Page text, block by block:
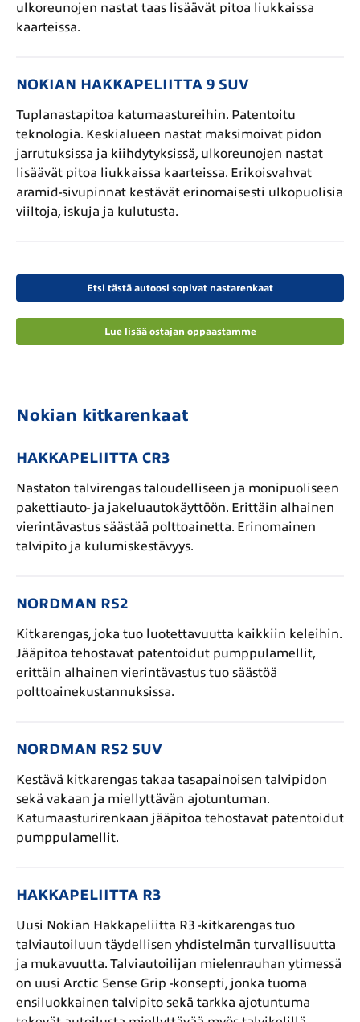
ulkoreunojen nastat taas lisäävät pitoa liukkaissa
kaarteissa.
NOKIAN HAKKAPELIITTA 9 SUV
Tuplanastapitoa katumaastureihin. Patentoitu
teknologia. Keskialueen nastat maksimoivat pidon
jarrutuksissa ja kiihdytyksissä, ulkoreunojen nastat
lisäävät pitoa liukkaissa kaarteissa. Erikoisvahvat
aramid-sivupinnat kestävät erinomaisesti ulkopuolisia
viiltoja, iskuja ja kulutusta.
Etsi tästä autoosi sopivat nastarenkaat
Lue lisää ostajan oppaastamme
Nokian kitkarenkaat
HAKKAPELIITTA CR3
Nastaton talvirengas taloudelliseen ja monipuoliseen
pakettiauto- ja jakeluautokäyttöön. Erittäin alhainen
vierintävastus säästää polttoainetta. Erinomainen
talvipito ja kulumiskestävyys.
NORDMAN RS2
Kitkarengas, joka tuo luotettavuutta kaikkiin keleihin.
Jääpitoa tehostavat patentoidut pumppulamellit,
erittäin alhainen vierintävastus tuo säästöä
polttoainekustannuksissa.
NORDMAN RS2 SUV
Kestävä kitkarengas takaa tasapainoisen talvipidon
sekä vakaan ja miellyttävän ajotuntuman.
Katumaasturirenkaan jääpitoa tehostavat patentoidut
pumppulamellit.
HAKKAPELIITTA R3
Uusi Nokian Hakkapeliitta R3 -kitkarengas tuo
talviautoiluun täydellisen yhdistelmän turvallisuutta
ja mukavuutta. Talviautoilijan mielenrauhan ytimessä
on uusi Arctic Sense Grip -konsepti, jonka tuoma
ensiluokkainen talvipito sekä tarkka ajotuntuma